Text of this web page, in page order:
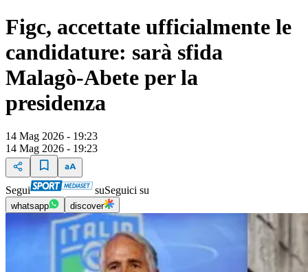
Figc, accettate ufficialmente le
candidature: sarà sfida
Malagò-Abete per la
presidenza
14 Mag 2026 - 19:23
14 Mag 2026 - 19:23
Segui suSeguici su
whatsapp discover